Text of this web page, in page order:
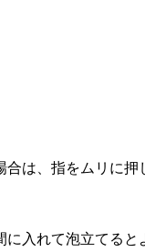
は、指をムリに
入れて泡立てると